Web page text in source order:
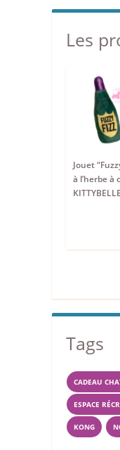
Les
Jouet
à l’herbe à
Tags
CADEAU
ESPACE
KONG